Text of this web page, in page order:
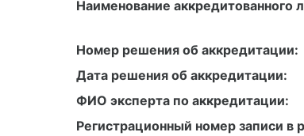
Наименование аккредитованного
Номер решения об аккредитации:
Дата решения об аккредитации:
ФИО эксперта по аккредитации:
Регистрационный номер записи в